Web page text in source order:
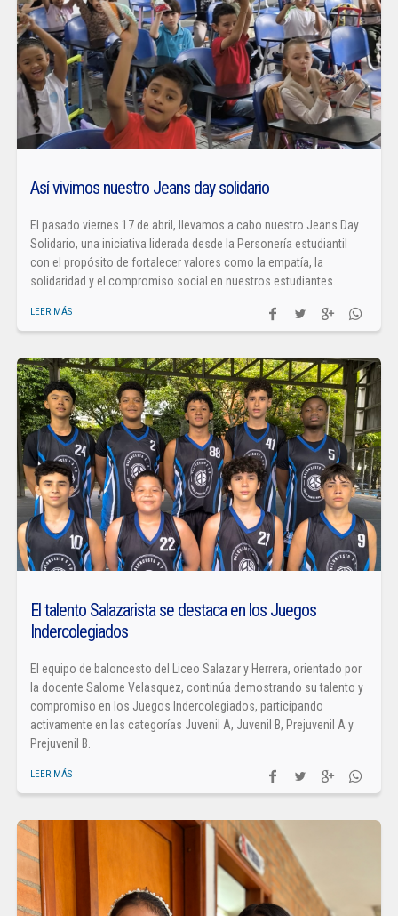
Así vivimos nuestro Jeans day solidario
El pasado viernes 17 de abril, llevamos a cabo nuestro Jeans Day
Solidario, una iniciativa liderada desde la Personería estudiantil
con el propósito de fortalecer valores como la empatía, la
solidaridad y el compromiso social en nuestros estudiantes.
LEER MÁS
El talento Salazarista se destaca en los Juegos
Indercolegiados
El equipo de baloncesto del Liceo Salazar y Herrera, orientado por
la docente Salome Velasquez, continúa demostrando su talento y
compromiso en los Juegos Indercolegiados, participando
activamente en las categorías Juvenil A, Juvenil B, Prejuvenil A y
Prejuvenil B.
LEER MÁS